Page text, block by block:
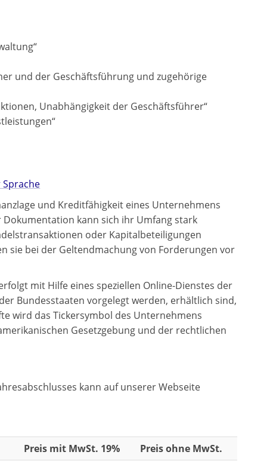
und der Geschäftsführung und zugehörige
Unabhängigkeit der Geschäftsführer“
Sprache
und Kreditfähigkeit eines Unternehmens
kann sich ihr Umfang stark
oder Kapitalbeteiligungen
sie bei der Geltendmachung von Forderungen vor
mit Hilfe eines speziellen Online-Dienstes der
Bundesstaaten vorgelegt werden, erhältlich sind,
wird das Tickersymbol des Unternehmens
Gesetzgebung und der rechtlichen
kann auf unserer Webseite
Preis mit MwSt. 19%
Preis ohne MwSt.